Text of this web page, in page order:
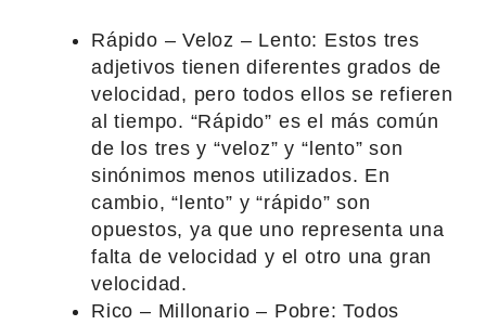
Rápido – Veloz – Lento: Estos tres
adjetivos tienen diferentes grados de
velocidad, pero todos ellos se refieren
al tiempo. “Rápido” es el más común
de los tres y “veloz” y “lento” son
sinónimos menos utilizados. En
cambio, “lento” y “rápido” son
opuestos, ya que uno representa una
falta de velocidad y el otro una gran
velocidad.
Rico – Millonario – Pobre: Todos